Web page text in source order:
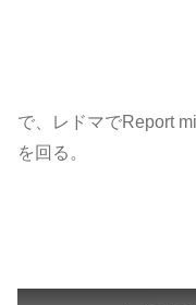
で、レドマでReport
を回る。